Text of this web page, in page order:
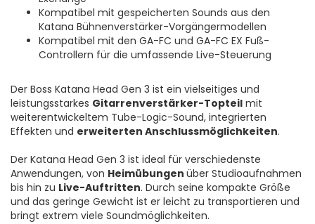
Kompatibel mit gespeicherten Sounds aus den
Katana Bühnenverstärker-Vorgängermodellen
Kompatibel mit den GA-FC und GA-FC EX Fuß-
Controllern für die umfassende Live-Steuerung
Der Boss Katana Head Gen 3 ist ein vielseitiges und
leistungsstarkes Gitarrenverstärker-Topteil mit
weiterentwickeltem Tube-Logic-Sound, integrierten
Effekten und erweiterten Anschlussmöglichkeiten.
Der Katana Head Gen 3 ist ideal für verschiedenste
Anwendungen, von Heimübungen über Studioaufnahmen
bis hin zu Live-Auftritten. Durch seine kompakte Größe
und das geringe Gewicht ist er leicht zu transportieren und
bringt extrem viele Soundmöglichkeiten.